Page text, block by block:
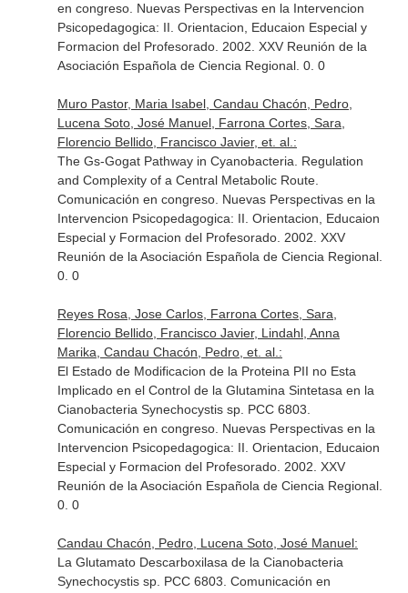
en congreso. Nuevas Perspectivas en la Intervencion
Psicopedagogica: II. Orientacion, Educaion Especial y
Formacion del Profesorado. 2002. XXV Reunión de la
Asociación Española de Ciencia Regional. 0. 0
Muro Pastor, Maria Isabel, Candau Chacón, Pedro,
Lucena Soto, José Manuel, Farrona Cortes, Sara,
Florencio Bellido, Francisco Javier, et. al.:
The Gs-Gogat Pathway in Cyanobacteria. Regulation
and Complexity of a Central Metabolic Route.
Comunicación en congreso. Nuevas Perspectivas en la
Intervencion Psicopedagogica: II. Orientacion, Educaion
Especial y Formacion del Profesorado. 2002. XXV
Reunión de la Asociación Española de Ciencia Regional.
0. 0
Reyes Rosa, Jose Carlos, Farrona Cortes, Sara,
Florencio Bellido, Francisco Javier, Lindahl, Anna
Marika, Candau Chacón, Pedro, et. al.:
El Estado de Modificacion de la Proteina PII no Esta
Implicado en el Control de la Glutamina Sintetasa en la
Cianobacteria Synechocystis sp. PCC 6803.
Comunicación en congreso. Nuevas Perspectivas en la
Intervencion Psicopedagogica: II. Orientacion, Educaion
Especial y Formacion del Profesorado. 2002. XXV
Reunión de la Asociación Española de Ciencia Regional.
0. 0
Candau Chacón, Pedro, Lucena Soto, José Manuel:
La Glutamato Descarboxilasa de la Cianobacteria
Synechocystis sp. PCC 6803. Comunicación en